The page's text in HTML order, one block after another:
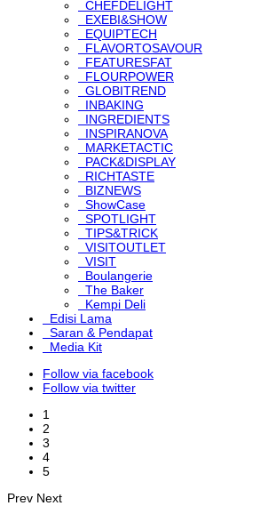
CHEFDELIGHT
EXEBI&SHOW
EQUIPTECH
FLAVORTOSAVOUR
FEATURESFAT
FLOURPOWER
GLOBITREND
INBAKING
INGREDIENTS
INSPIRANOVA
MARKETACTIC
PACK&DISPLAY
RICHTASTE
BIZNEWS
ShowCase
SPOTLIGHT
TIPS&TRICK
VISITOUTLET
VISIT
Boulangerie
The Baker
Kempi Deli
Edisi Lama
Saran & Pendapat
Media Kit
Follow via facebook
Follow via twitter
1
2
3
4
5
Prev Next